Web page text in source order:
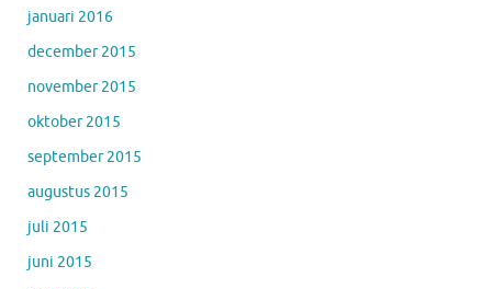
januari 2016
december 2015
november 2015
oktober 2015
september 2015
augustus 2015
juli 2015
juni 2015